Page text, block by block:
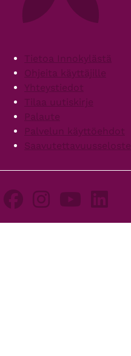
FooterTietoa Innokylästä
Ohjeita käyttäjille
Yhteystiedot
Tilaa uutiskirje
Palaute
Palvelun käyttöehdot
Saavutettavuusseloste